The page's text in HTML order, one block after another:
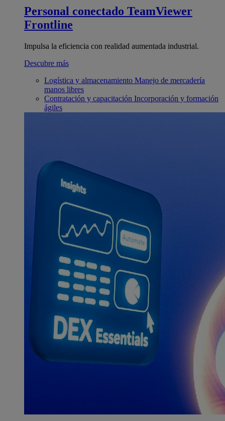
Personal conectado TeamViewer
Frontline
Impulsa la eficiencia con realidad aumentada industrial.
Descubre más
Logística y almacenamiento Manejo de mercadería
manos libres
Contratación y capacitación Incorporación y formación
ágiles